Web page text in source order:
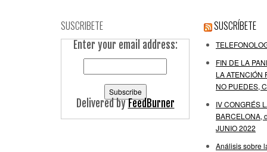
SUSCRIBETE
Enter your email address:
Delivered byFeedBurner
SUSCRÍBETE
FIN DE LA
LA ATENCIÓN
NO PUEDES,
IV CONGRÉS
BARCELONA,
JUNIO 2022
Análisis sobre